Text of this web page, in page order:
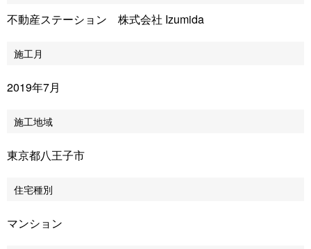
不動産ステーション 株式会社 Izumida
施工月
2019年7月
施工地域
東京都八王子市
住宅種別
マンション